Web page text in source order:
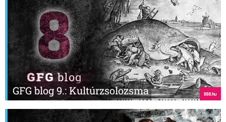
GFG blog 9.: Kultúrzsolozsma